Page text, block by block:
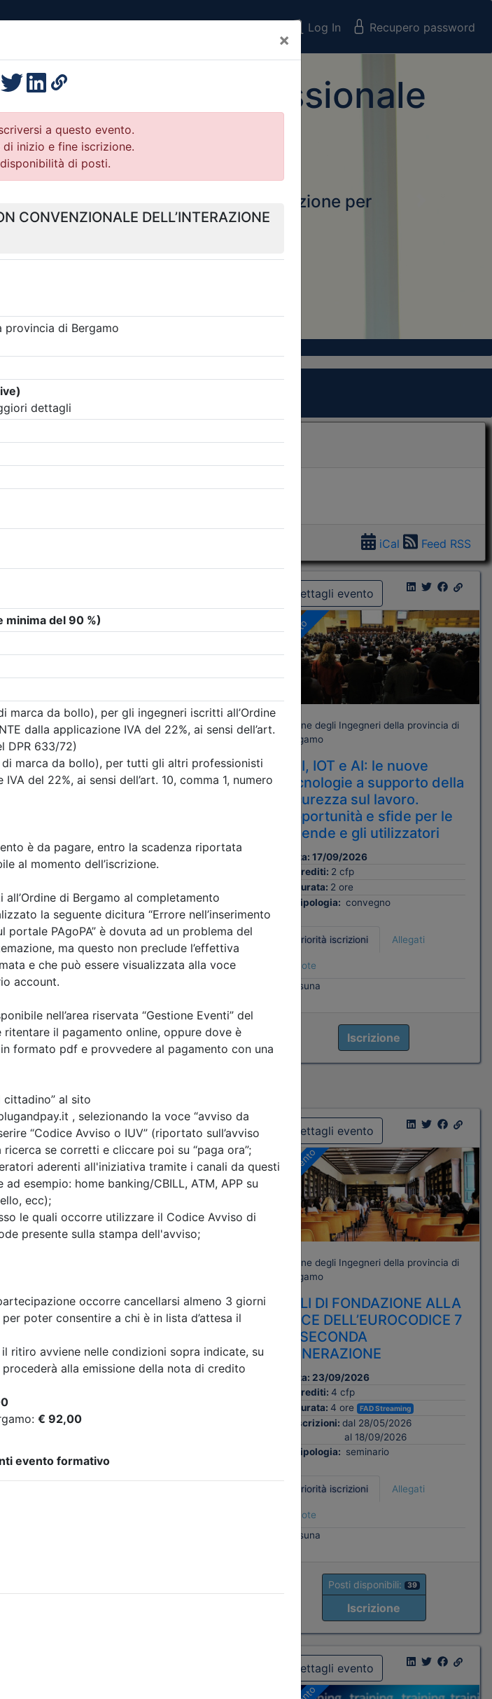
×
Log In Recupero password
Professionale
Il portale della formazione per
Ordini e Collegi
dei filtri ricerca eventi
8/8/2026
iCal Feed RSS
A pagamento
Ordine degli Ingegneri della provincia di
Bergamo
Progettazione geotecnica
delle fondazioni profonde
Crediti: 4 cfp
Durata:4 ore FAD Streaming
al 09/09/2026
Tipologia:seminario
Priorità iscrizioni Allegati
Posti disponibili: 44
Dettagli evento
Gratuito
Ordine degli Ingegneri della provincia di
Bergamo
DPI, IOT e AI: le nuove
tecnologie a supporto della
sicurezza sul lavoro.
Opportunità e sfide per le
aziende e gli utilizzatori
Data: 17/09/2026
Crediti: 2 cfp
Durata: 2 ore
Tipologia: convegno
Priorità iscrizioni Allegati
Note
nessuna
Iscrizione
Dettagli evento
A pagamento
LE ATTIVITÀ DI PUBBLICO
SPETTACOLO SECONDO
Crediti:4 cfp
Dettagli evento
A pagamento
Ordine degli Ingegneri della provincia di
Bergamo
PALI DI FONDAZIONE ALLA
LUCE DELL’EUROCODICE 7
DI SECONDA
GENERAZIONE
Data: 23/09/2026
Crediti: 4 cfp
Durata: 4 ore FAD Streaming
Iscrizioni: dal 28/05/2026
al 18/09/2026
Tipologia: seminario
Priorità iscrizioni Allegati
Note
nessuna
Posti disponibili: 39
Iscrizione
Dettagli evento